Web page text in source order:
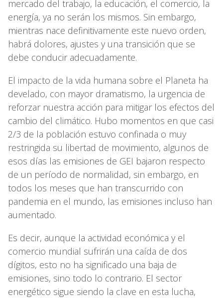
mercado del trabajo, la educación, el comercio, la
energía, ya no serán los mismos. Sin embargo,
mientras nace definitivamente este nuevo orden,
habrá dolores, ajustes y una transición que se
debe conducir adecuadamente.
El impacto de la vida humana sobre el Planeta ha
develado, con mayor dramatismo, la urgencia de
reforzar nuestra acción para mitigar los efectos del
cambio del climático. Hubo momentos en que casi
2/3 de la población estuvo confinada o muy
restringida su libertad de movimiento, algunos de
esos días las emisiones de GEI bajaron respecto
de un período de normalidad, sin embargo, en
todos los meses que han transcurrido con
pandemia en el mundo, las emisiones incluso han
aumentado.
Es decir, aunque la actividad económica y el
comercio mundial sufrirán una caída de dos
dígitos, esto no ha significado una baja de
emisiones, sino todo lo contrario. El sector
energético sigue siendo la clave en esta lucha,